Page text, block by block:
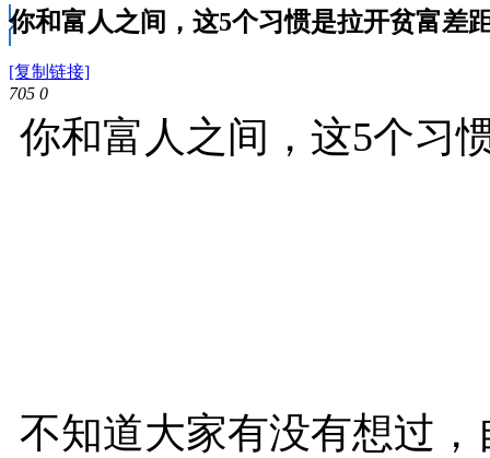
你和富人之间，这5个习惯是拉开贫富差
[复制链接]
705 0
你和富人之间，这5个习
不知道大家有没有想过